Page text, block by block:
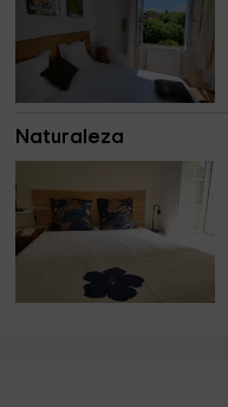
Naturaleza